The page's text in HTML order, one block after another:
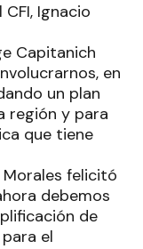
Ignacio
Capitanich
en
un plan
región y para
que tiene
felicitó
debemos
de
el